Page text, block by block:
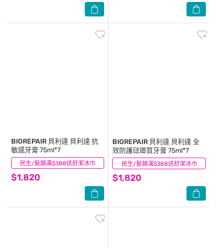
民生/髮類滿$388送舒潔冰巾
BIOREPAIR 貝利達 貝利達 抗
敏感牙膏 75ml*7
$1,820
(0) 民生/髮類滿$388送舒潔冰巾
BIOREPAIR 貝利達 貝利達 全
效防護琺瑯質牙膏 75ml*7
$1,820
(0)